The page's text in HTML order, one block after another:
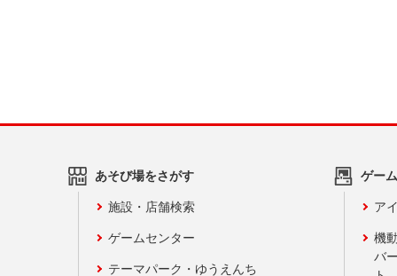
あそび場をさがす
施設・店舗検索
ゲームセンター
テーマパーク・ゆうえんち
ゲー
ア
機
バ